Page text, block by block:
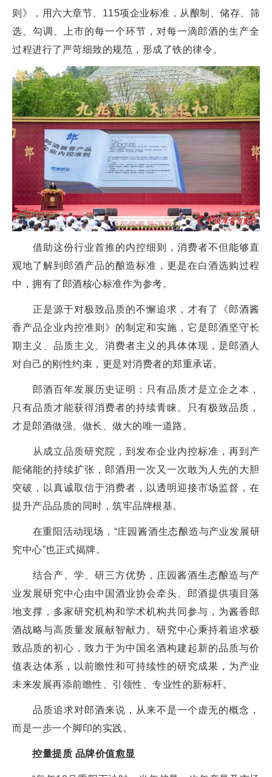
则》，用六大章节、115项企业标准，从酿制、储存、筛
选、勾调、上市的每一个环节，对每一滴郎酒的生产全
过程进行了严苛细致的规范，形成了铁的律令。
借助这份行业首推的内控细则，消费者不但能够直
观地了解到郎酒产品的酿造标准，更是在白酒选购过程
中，拥有了郎酒核心标准作为参考。
正是源于对极致品质的不懈追求，才有了《郎酒酱
香产品企业内控准则》的制定和实施，它是郎酒坚守长
期主义、品质主义、消费者主义的具体体现，是郎酒人
对自己的刚性约束，更是对消费者的郑重承诺。
郎酒百年发展历史证明：只有品质才是立企之本，
只有品质才能获得消费者的持续青睐。只有极致品质，
才是郎酒做强、做长、做大的唯一道路。
从成立品质研究院，到发布企业内控标准，再到产
能储能的持续扩张，郎酒用一次又一次敢为人先的大胆
突破，以真诚取信于消费者，以透明迎接市场监督，在
提升产品品质的同时，筑牢品牌根基。
在重阳活动现场，“庄园酱酒生态酿造与产业发展研
究中心”也正式揭牌。
结合产、学、研三方优势，庄园酱酒生态酿造与产
业发展研究中心由中国酒业协会牵头、郎酒提供项目落
地支撑，多家研究机构和学术机构共同参与，为酱香郎
酒战略与高质量发展献智献力。研究中心秉持着追求极
致品质的初心，致力于为中国名酒构建起新的品质与价
值表达体系，以前瞻性和可持续性的研究成果，为产业
未来发展再添前瞻性、引领性、专业性的新标杆。
品质追求对郎酒来说，从来不是一个虚无的概念，
而是一步一个脚印的实践。
控量提质 品牌价值愈显